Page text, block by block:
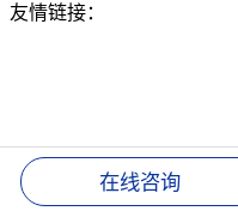
友情链接：
湖北北斗授时装置 北
修改
北斗卫星授时 接口
在线咨询